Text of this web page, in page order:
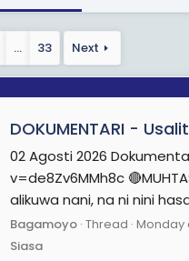
… 33 Next
DOKUMENTARI -
02 Agosti 2026
v=de8Zv6MMh8c
alikuwa nani, na ni nini
Bagamoyo Thread Monday
Siasa